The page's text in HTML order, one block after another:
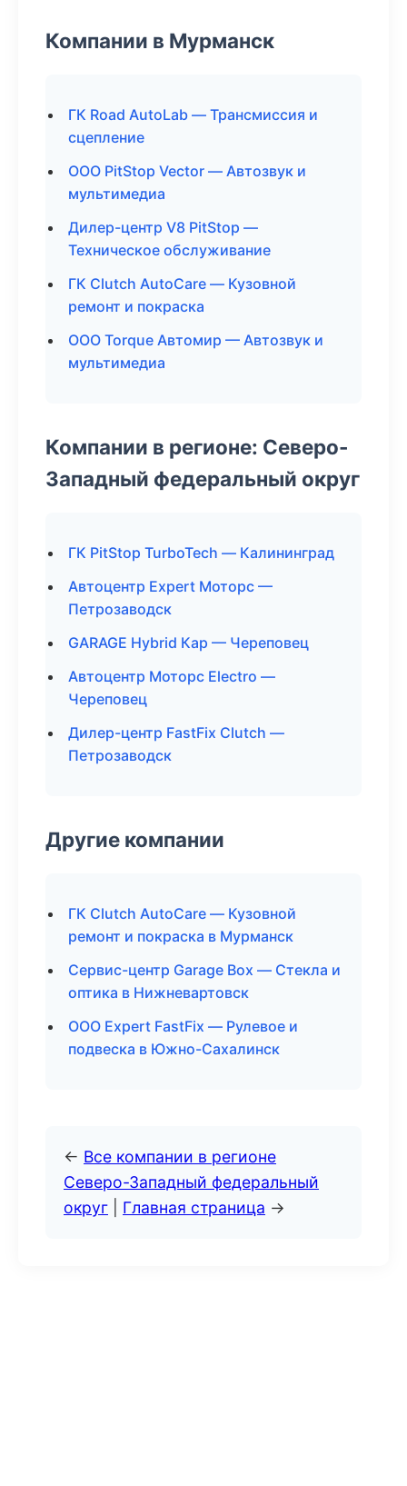
Компании в Мурманск
ГК Road AutoLab — Трансмиссия и
сцепление
ООО PitStop Vector — Автозвук и
мультимедиа
Дилер-центр V8 PitStop —
Техническое обслуживание
ГК Clutch AutoCare — Кузовной
ремонт и покраска
ООО Torque Автомир — Автозвук и
мультимедиа
Компании в регионе: Северо-
Западный федеральный округ
ГК PitStop TurboTech — Калининград
Автоцентр Expert Моторс —
Петрозаводск
GARAGE Hybrid Кар — Череповец
Автоцентр Моторс Electro —
Череповец
Дилер-центр FastFix Clutch —
Петрозаводск
Другие компании
ГК Clutch AutoCare — Кузовной
ремонт и покраска в Мурманск
Сервис-центр Garage Box — Стекла и
оптика в Нижневартовск
ООО Expert FastFix — Рулевое и
подвеска в Южно-Сахалинск
← Все компании в регионе
Северо-Западный федеральный
округ
Главная страница →